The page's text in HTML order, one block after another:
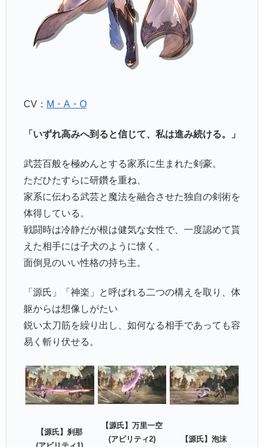
CV： M・A・O
「いずれ高みへ到ると信じて、私は進み続ける。」
武芸百般を極めんとする家系に生まれた剣豪。
ただひたすらに研鑽を重ね、
家系に伝わる武芸と魔法を融合させた独自の剣術を
体得している。
戦闘時は冷静だが根は健気な女性で、一度認めて貰
えた相手には子犬のように懐く、
面倒見のいい性格の持ち主。
「源氏」「神楽」と呼ばれる二つの構えを取り、体
躯からは想像しがたい
鋭い太刀筋を繰り出し、如何なる相手であっても容
易く斬り伏せる。
【源氏】刹那
【源氏】万里一空
(アビリティ2)
【源氏】泡沫